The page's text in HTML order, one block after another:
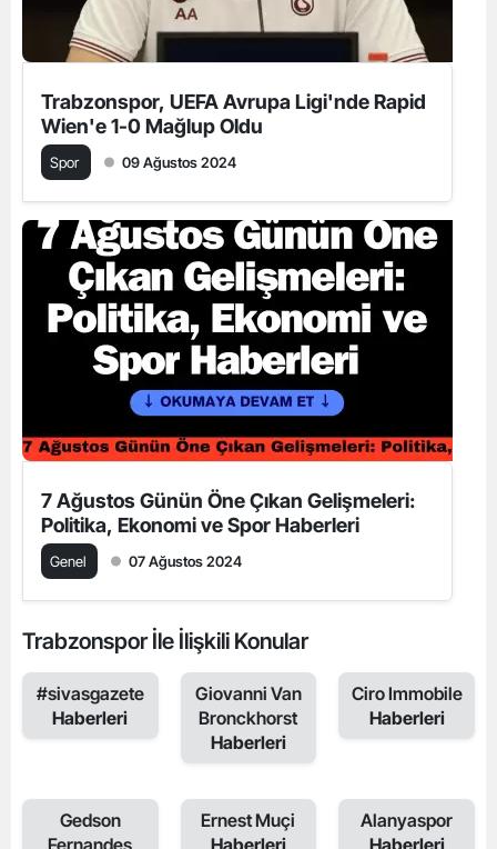
Trabzonspor, UEFA Avrupa Ligi'nde Rapid
Wien'e 1-0 Mağlup Oldu
Spor 09 Ağustos 2024
7 Ağustos Günün Öne Çıkan Gelişmeleri:
Politika, Ekonomi ve Spor Haberleri
Genel 07 Ağustos 2024
Trabzonspor İle İlişkili Konular
#sivasgazete
Haberleri
Giovanni Van
Bronckhorst
Haberleri
Ciro Immobile
Haberleri
Gedson
Fernandes
Ernest Muçi
Haberleri
Alanyaspor
Haberleri